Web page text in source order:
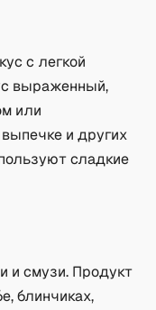
с легкой
выраженный,
или
и других
сладкие
и смузи. Продукт
блинчиках,